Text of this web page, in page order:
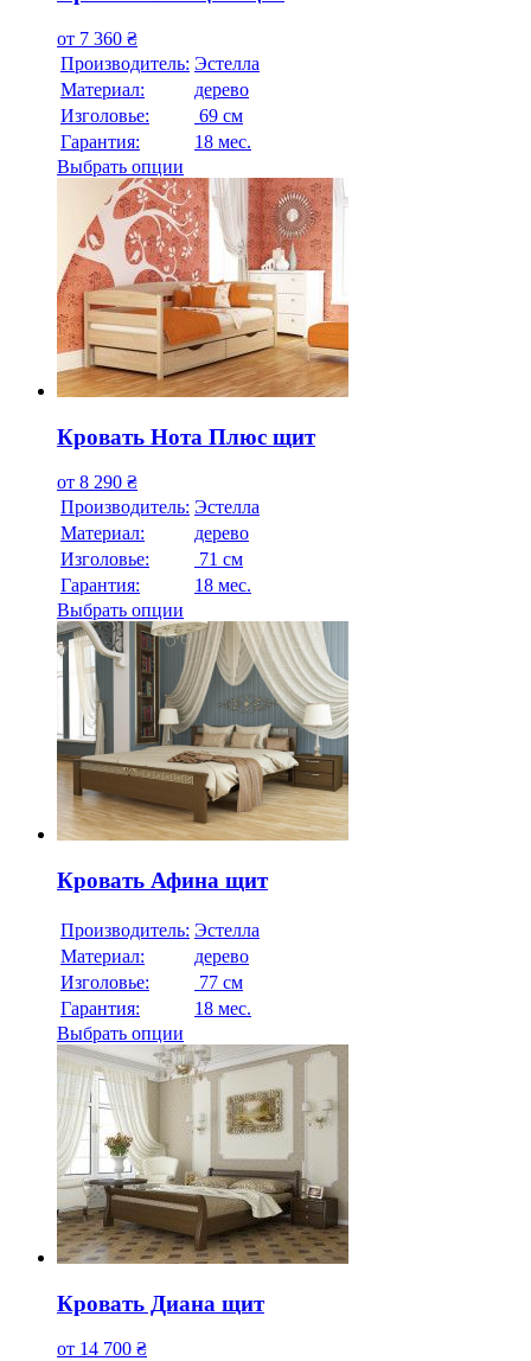
от 7 360 ₴
Производитель: Эстелла
Материал:
дерево
Изголовье:
69 см
Гарантия:
18 мес.
Выбрать опции
Кровать Нота Плюс щит
от 8 290 ₴
Производитель: Эстелла
Материал:
дерево
Изголовье:
71 см
Гарантия:
18 мес.
Выбрать опции
Кровать Афина щит
Производитель: Эстелла
Материал:
дерево
Изголовье:
77 см
Гарантия:
18 мес.
Выбрать опции
Кровать Диана щит
от 14 700 ₴